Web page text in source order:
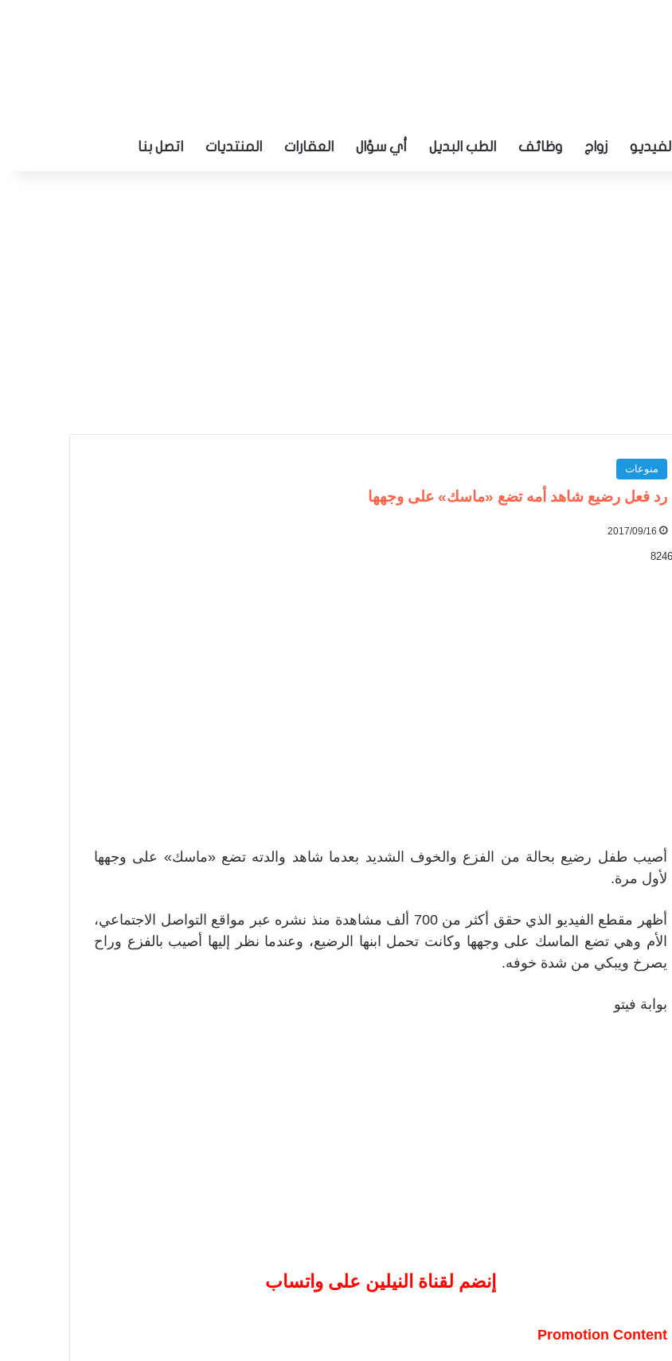
الفيديو زواج وظائف الطب البديل أي سؤال العقارات المنتديات اتصل بنا
منوعات
رد فعل رضيع شاهد أمه تضع «ماسك» على وجهها
2017/09/16
أصيب طفل رضيع بحالة من الفزع والخوف الشديد بعدما شاهد والدته تضع «ماسك» على وجهها
لأول مرة.
أظهر مقطع الفيديو الذي حقق أكثر من 700 ألف مشاهدة منذ نشره عبر مواقع التواصل الاجتماعي،
الأم وهي تضع الماسك على وجهها وكانت تحمل ابنها الرضيع، وعندما نظر إليها أصيب بالفزع وراح
يصرخ ويبكي من شدة خوفه.
بوابة فيتو
إنضم لقناة النيلين على واتساب
Promotion Content